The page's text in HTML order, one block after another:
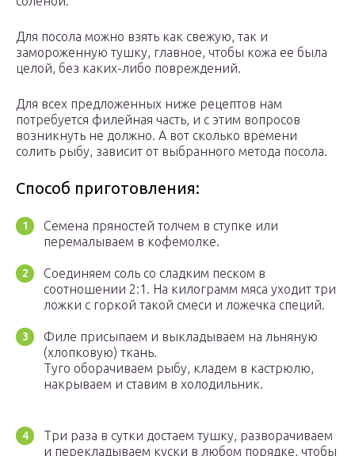
Для посола можно взять как свежую, так и
замороженную тушку, главное, чтобы кожа ее была
целой, без каких-либо повреждений.
Для всех предложенных ниже рецептов нам
потребуется филейная часть, и с этим вопросов
возникнуть не должно. А вот сколько времени
солить рыбу, зависит от выбранного метода посола.
Способ приготовления:
Семена пряностей толчем в ступке или
перемалываем в кофемолке.
Соединяем соль со сладким песком в
соотношении 2:1. На килограмм мяса уходит три
ложки с горкой такой смеси и ложечка специй.
Филе присыпаем и выкладываем на льняную
(хлопковую) ткань.
Туго оборачиваем рыбу, кладем в кастрюлю,
накрываем и ставим в холодильник.
Три раза в сутки достаем тушку, разворачиваем
и перекладываем куски в любом порядке, чтобы